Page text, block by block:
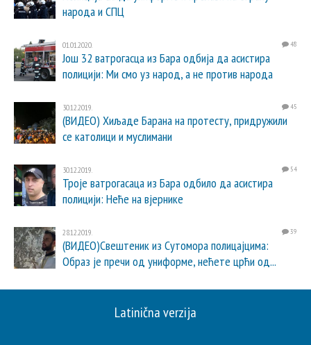
народа и СПЦ
01.01.2020. 48
Још 32 ватрогасца из Бара одбија да асистира
полицији: Ми смо уз народ, а не против народа
30.12.2019. 45
(ВИДЕО) Хиљаде Барана на протесту, придружили
се католици и муслимани
30.12.2019. 54
Троје ватрогасаца из Бара одбило да асистира
полицији: Неће на вјернике
28.12.2019. 39
(ВИДЕО)Свештеник из Сутомора полицајцима:
Образ је пречи од униформе, нећете црћи од...
Latinična verzija